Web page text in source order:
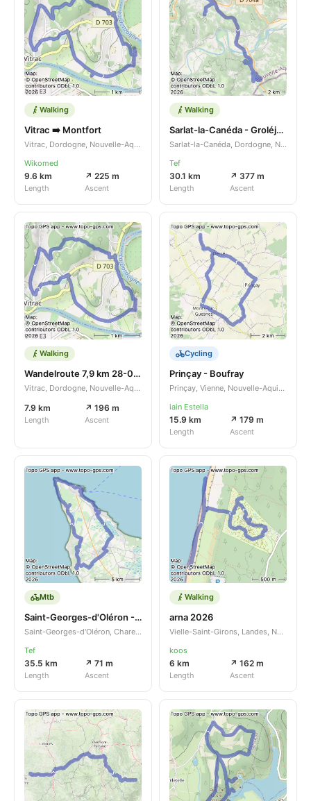
Walking
Vitrac ➡️ Montfort
Vitrac, Dordogne, Nouvelle-Aquitaine, FR
Wikomed
9.6 km
Length
↗ 225 m
Ascent
Walking
Sarlat-la-Canéda - Groléjac tour
Sarlat-la-Canéda, Dordogne, Nouvelle-Aquitaine, FR
Tef
30.1 km
Length
↗ 377 m
Ascent
Walking
Wandelroute 7,9 km 28-05-2026
Vitrac, Dordogne, Nouvelle-Aquitaine, FR
7.9 km
Length
↗ 196 m
Ascent
Cycling
Prinçay - Boufray
Prinçay, Vienne, Nouvelle-Aquitaine, FR
iain Estella
15.9 km
Length
↗ 179 m
Ascent
Mtb
Saint-Georges-d'Oléron - Saint-Denis-d'Oléron tour
Saint-Georges-d'Oléron, Charente-Maritime, Nouvelle-Aquitaine, FR
Tef
35.5 km
Length
↗ 71 m
Ascent
Walking
arna 2026
Vielle-Saint-Girons, Landes, Nouvelle-Aquitaine, FR
koos
6 km
Length
↗ 162 m
Ascent